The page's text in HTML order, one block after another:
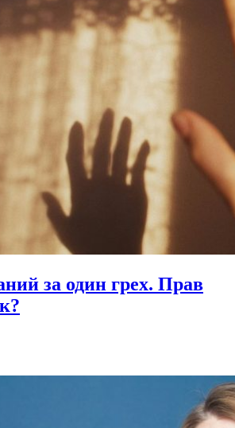
за один грех. Прав